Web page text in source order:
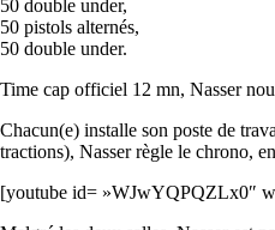
50 double under,
50 pistols alternés,
50 double under.
Time cap officiel 12 mn, Nasser
Chacun(e) installe son poste de
tractions), Nasser règle le chrono,
[youtube id= »WJwYQPQZLx0″